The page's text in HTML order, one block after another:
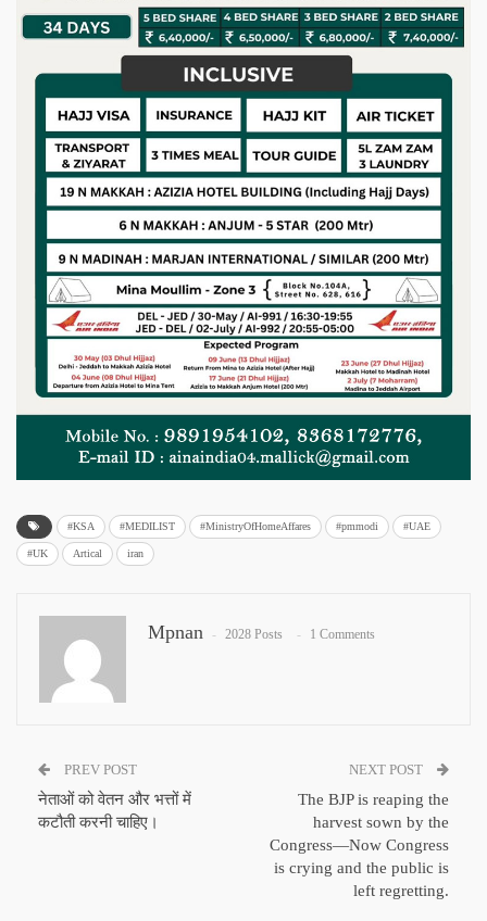
#KSA #MEDILIST #MinistryOfHomeAffares #pmmodi #UAE
#UK Artical iran
Mpnan 2028 Posts 1 Comments
PREV POST
नेताओं को वेतन और भत्तों में
कटौती करनी चाहिए।
NEXT POST
The BJP is reaping the
harvest sown by the
Congress—Now Congress
is crying and the public is
left regretting.